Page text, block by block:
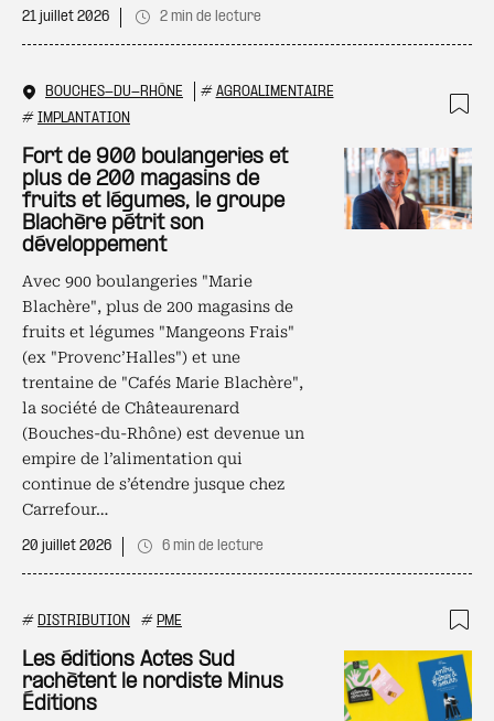
21 juillet 2026 2 min de lecture
BOUCHES-DU-RHÔNE # AGROALIMENTAIRE
# IMPLANTATION
Fort de 900 boulangeries et
plus de 200 magasins de
fruits et légumes, le groupe
Blachère pétrit son
développement
Avec 900 boulangeries "Marie
Blachère", plus de 200 magasins de
fruits et légumes "Mangeons Frais"
(ex "Provenc’Halles") et une
trentaine de "Cafés Marie Blachère",
la société de Châteaurenard
(Bouches-du-Rhône) est devenue un
empire de l’alimentation qui
continue de s’étendre jusque chez
Carrefour…
20 juillet 2026 6 min de lecture
# DISTRIBUTION # PME
Les éditions Actes Sud
rachètent le nordiste Minus
Éditions